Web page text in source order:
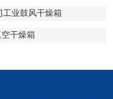
工业鼓风干燥箱
干燥箱